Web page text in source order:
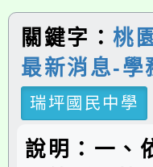
關鍵字：桃
最新消息-學
瑞坪國民中學
說明：一、